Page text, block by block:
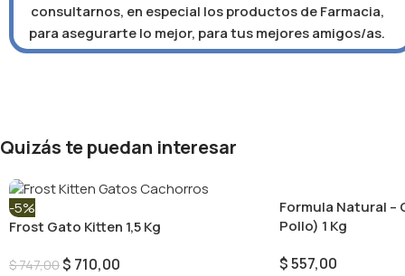
consultarnos, en especial los productos de Farmacia,
para asegurarte lo mejor, para tus mejores amigos/as.
Quizás te puedan interesar
-5%
Frost Gato Kitten 1,5 Kg
$747,00$ 710,00
Formula Natural –
Pollo) 1 Kg
$557,00